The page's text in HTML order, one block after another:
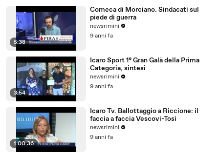
5:38
Comeca di Morciano. Sindacati sul
piede di guerra
newsrimini
9 anni fa
3:54
Icaro Sport 1° Gran Galà della Prima
Categoria, sintesi
newsrimini
9 anni fa
1:00:36
Icaro Tv. Ballottaggio a Riccione: il
faccia a faccia Vescovi-Tosi
newsrimini
9 anni fa